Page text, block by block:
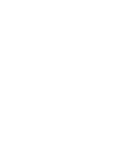
ス可能です